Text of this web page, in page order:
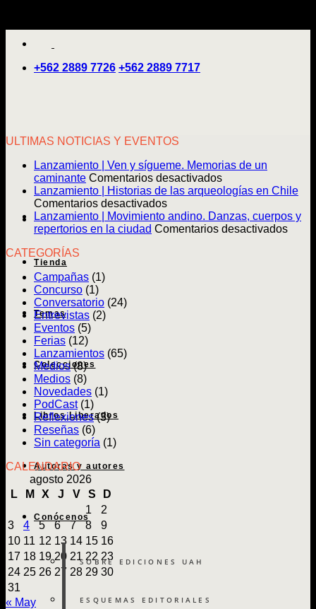
+562 2889 7726 +562 2889 7717
Tienda
Temas
Colecciones
Libros Liberados
Autoras y autores
Conócenos
SOBRE EDICIONES UAH
ESQUEMAS EDITORIALES
ULTIMAS NOTICIAS Y EVENTOS
Lanzamiento | Ven y sígueme. Memorias de un
caminante Comentarios desactivadosen
Lanzamiento
Ven
y
Lanzamiento | Historias de las arqueologías en Chile
Comentarios desactivadosen
Lanzamiento
|
Lanzamiento | Movimiento andino. Danzas, cuerpos y
repertorios en la ciudad Comentarios desactivadosen
CATEGORÍAS
Campañas (1)
Concurso (1)
Conversatorio (24)
Entrevistas (2)
Eventos (5)
Ferias (12)
Lanzamientos (65)
Medios(8)
Medios (8)
Novedades (1)
PodCast(1)
Reflexiones(3)
Reseñas (6)
Sin categoría (1)
CALENDARIO
agosto 2026
L
M X J V S
D
1
2
3
4 5 6 7 8
9
10 11 12 13 14 15 16
17 18 19 20 21 22 23
24 25 26 27 28 29 30
31
« May